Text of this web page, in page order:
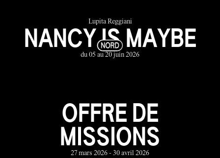
Lupita Reggiani
NANCY IS MAYBE
du 05 au 20 juin 2026
OFFRE DE
MISSIONS
27 mars 2026 - 30 avril 2026